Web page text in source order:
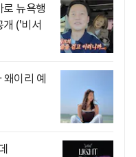
뉴욕행
('비서
이리 예